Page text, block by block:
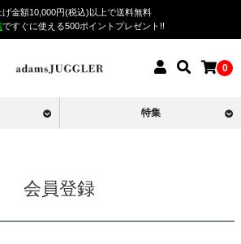
げ金額10,000円(税込)以上で送料無料
ですぐに使える500ポイントプレゼント!!
0
特集
会員登録